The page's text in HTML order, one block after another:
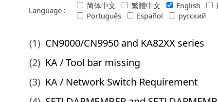
Language :
简体中文 繁體中文 English
Português
Español русский